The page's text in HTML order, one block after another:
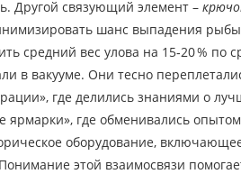
Другой связующий элемент –
шанс выпадения
средний вес улова на 15‑20 % по
в вакууме. Они тесно
где делились знаниями о
где обменивались
оборудование,
этой взаимосвязи